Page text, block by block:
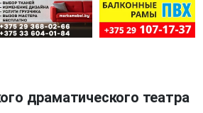
драматического театра